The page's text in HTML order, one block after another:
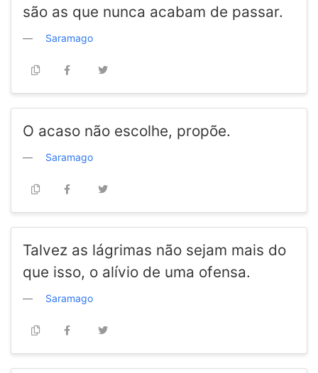
são as que nunca acabam de passar.
Saramago
O acaso não escolhe, propõe.
Saramago
Talvez as lágrimas não sejam mais do
que isso, o alívio de uma ofensa.
Saramago